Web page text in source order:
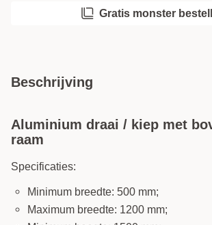
Beschrijving
Aluminium draai / kiep met
raam
Specificaties:
Minimum breedte: 500 mm;
Maximum breedte: 1200 mm;
Gratis monster